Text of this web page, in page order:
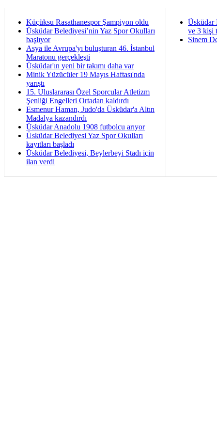
Küçüksu Rasathanespor Şampiyon oldu
Üsküdar Belediyesi’nin Yaz Spor Okulları
başlıyor
Asya ile Avrupa'yı buluşturan 46. İstanbul
Maratonu gerçekleşti
Üsküdar'ın yeni bir takımı daha var
Minik Yüzücüler 19 Mayıs Haftası'nda
yarıştı
15. Uluslararası Özel Sporcular Atletizm
Şenliği Engelleri Ortadan kaldırdı
Esmenur Haman, Judo'da Üsküdar'a Altın
Madalya kazandırdı
Üsküdar Anadolu 1908 futbolcu arıyor
Üsküdar Belediyesi Yaz Spor Okulları
kayıtları başladı
Üsküdar Belediyesi, Beylerbeyi Stadı için
ilan verdi
Üsküdar
ve 3 kişi
Sinem